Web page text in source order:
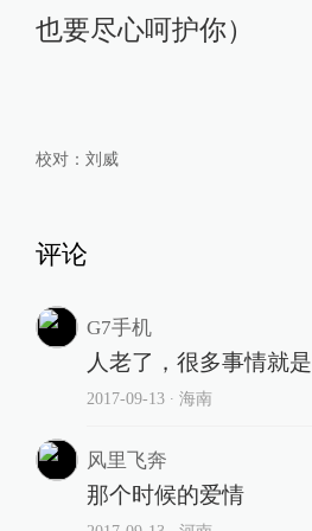
也要尽心呵护你）
校对： 刘威
评论
G7手机
人老了，很多事情就
2017-09-13∙ 海南
风里飞奔
那个时候的爱情